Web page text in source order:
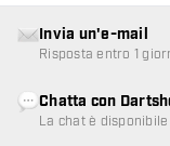
Invia un'e-mail
Risposta entro 1
Chatta con
La chat è